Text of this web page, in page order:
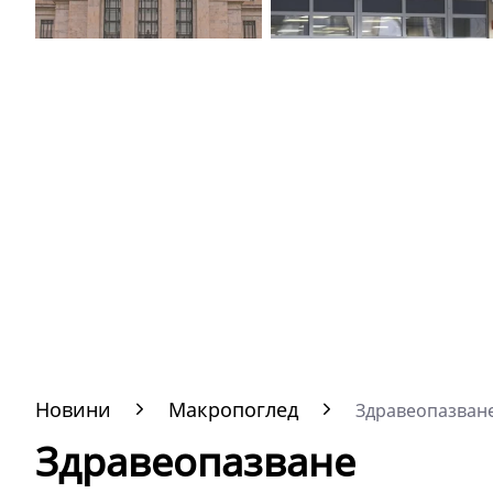
Новини Макропоглед
Здравеопазване